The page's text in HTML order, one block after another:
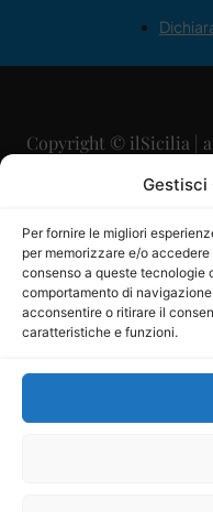
Gestisci
Per fornire le migliori
per memorizzare e/o
consenso a queste tecnologie
comportamento di
acconsentire o ritirare il
caratteristiche e funzioni.
Copyright © ilSicilia |
Direttore
Direttore
Mercurio
iscritta al Registro